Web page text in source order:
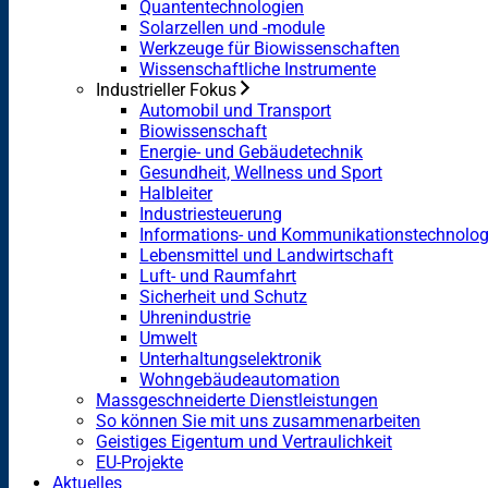
Quantentechnologien
Solarzellen und -module
Werkzeuge für Biowissenschaften
Wissenschaftliche Instrumente
Industrieller Fokus
Automobil und Transport
Biowissenschaft
Energie- und Gebäudetechnik
Gesundheit, Wellness und Sport
Halbleiter
Industriesteuerung
Informations- und
Lebensmittel und Landwirtschaft
Luft- und Raumfahrt
Sicherheit und Schutz
Uhrenindustrie
Umwelt
Unterhaltungselektronik
Wohngebäudeautomation
Massgeschneiderte Dienstleistungen
So können Sie mit uns zusammenarbeiten
Geistiges Eigentum und Vertraulichkeit
EU-Projekte
Aktuelles